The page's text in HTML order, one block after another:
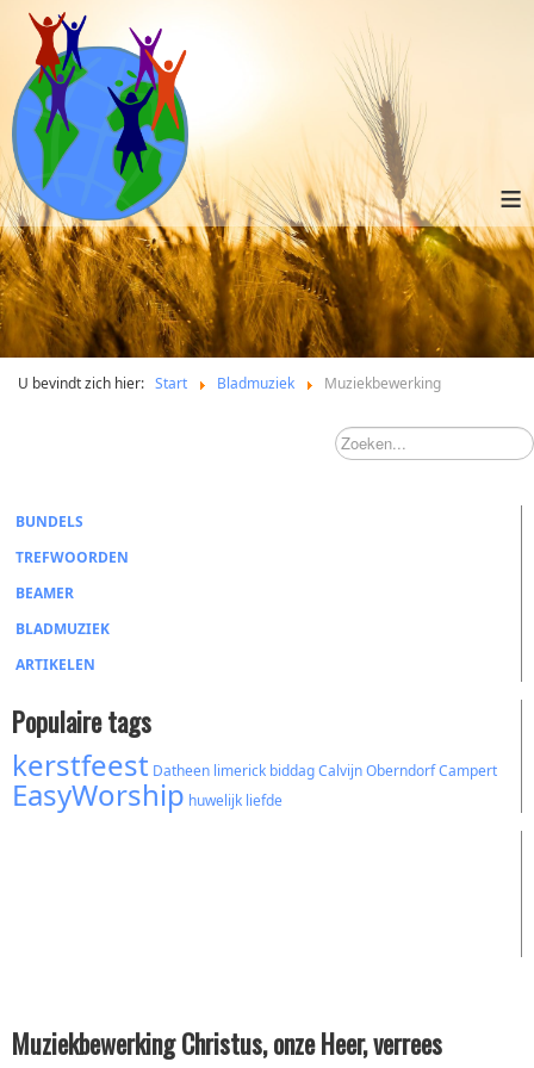
≡
U bevindt zich hier: Start Bladmuziek Muziekbewerking
BUNDELS
TREFWOORDEN
BEAMER
BLADMUZIEK
ARTIKELEN
Populaire tags
kerstfeest Datheen limerick biddagCalvijnOberndorfCampert
EasyWorship huwelijk liefde
Muziekbewerking Christus, onze Heer, verrees